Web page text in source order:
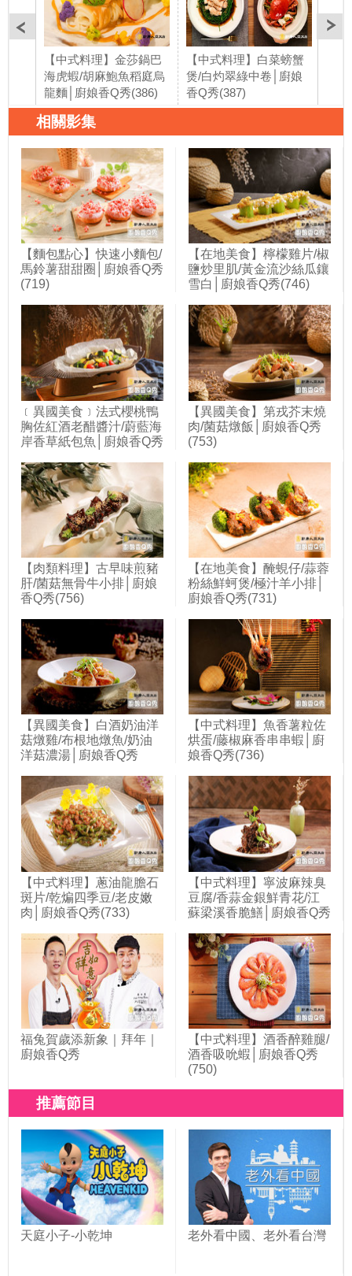
【中式料理】金莎鍋巴
海虎蝦/胡麻鮑魚稻庭烏
龍麵│廚娘香Q秀(386)
【中式料理】白菜螃蟹
煲/白灼翠綠中卷│廚娘
香Q秀(387)
相關影集
【麵包點心】快速小麵包/
馬鈴薯甜甜圈│廚娘香Q秀
(719)
【在地美食】檸檬雞片/椒
鹽炒里肌/黃金流沙絲瓜鑲
雪白│廚娘香Q秀(746)
﹝異國美食﹞法式櫻桃鴨
胸佐紅酒老醋醬汁/蔚藍海
岸香草紙包魚│廚娘香Q秀
【異國美食】第戎芥末燒
肉/菌菇燉飯│廚娘香Q秀
(753)
【肉類料理】古早味煎豬
肝/菌菇無骨牛小排│廚娘
香Q秀(756)
【在地美食】醃蜆仔/蒜蓉
粉絲鮮蚵煲/極汁羊小排│
廚娘香Q秀(731)
【異國美食】白酒奶油洋
菇燉雞/布根地燉魚/奶油
洋菇濃湯│廚娘香Q秀
【中式料理】魚香薯粒佐
烘蛋/藤椒麻香串串蝦│廚
娘香Q秀(736)
【中式料理】蔥油龍膽石
斑片/乾煸四季豆/老皮嫩
肉│廚娘香Q秀(733)
【中式料理】寧波麻辣臭
豆腐/香蒜金銀鮮青花/江
蘇梁溪香脆鱔│廚娘香Q秀
福兔賀歲添新象｜拜年｜
廚娘香Q秀
【中式料理】酒香醉雞腿/
酒香吸吮蝦│廚娘香Q秀
(750)
推薦節目
天庭小子-小乾坤 老外看中國、老外看台灣